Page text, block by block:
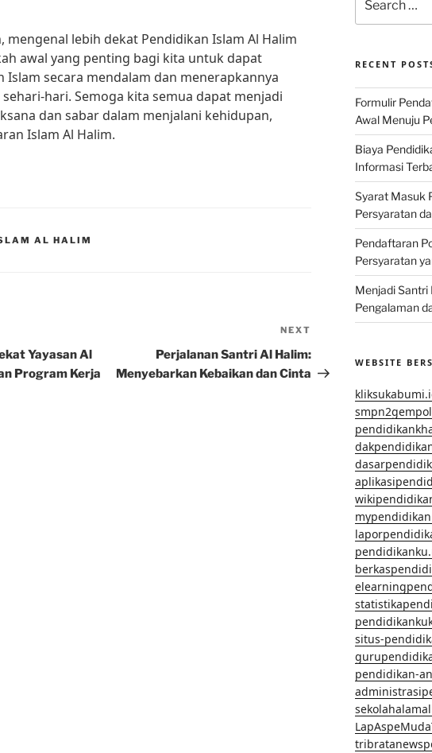
mengenal lebih dekat Pendidikan Islam Al Halim
awal yang penting bagi kita untuk dapat
Islam secara mendalam dan menerapkannya
hari. Semoga kita semua dapat menjadi
dan sabar dalam menjalani kehidupan,
Islam Al Halim.
AL HALIM
Yayasan Al
Program Kerja
Post
NEXT
Perjalanan Santri Al Halim:
Menyebarkan Kebaikan dan Cinta
for:
RECENT
Formulir
Awal Menuju
Biaya
Informasi
Syarat Masuk
Persyaratan
Pendaftaran
Persyaratan
Menjadi Santri
Pengalaman
WEBSITE
situs-
pendidikan-